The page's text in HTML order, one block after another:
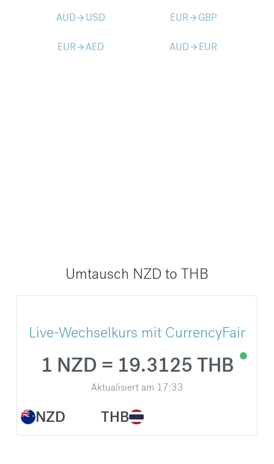
AUDarrow_forward USD EURarrow_forward GBP
EURarrow_forwardAED AUDarrow_forward EUR
Umtausch NZD to THB
Live-Wechselkurs mit CurrencyFair
NZD
1 NZD = 19.3125 THB
Aktualisiert am 17:33
THB